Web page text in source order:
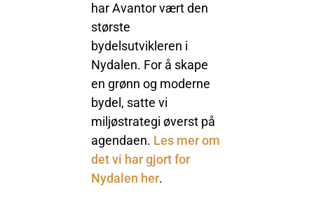
har Avantor vært den
største
bydelsutvikleren i
Nydalen. For å skape
en grønn og moderne
bydel, satte vi
miljøstrategi øverst på
agendaen. Les mer om
det vi har gjort for
Nydalen her.